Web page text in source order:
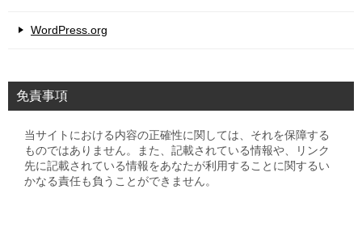
WordPress.org
免責事項
当サイトにおける内容の正確性に関しては、それを保障する
ものではありません。また、記載されている情報や、リンク
先に記載されている情報をあなたが利用することに関するい
かなる責任も負うことができません。